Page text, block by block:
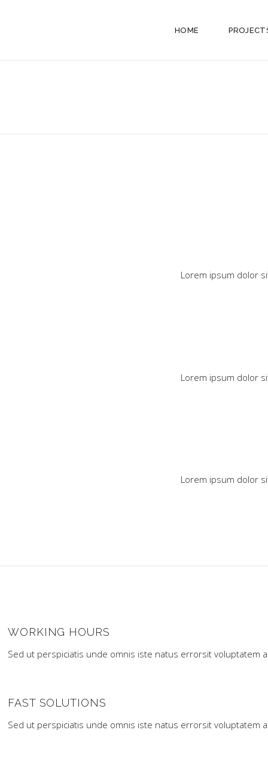
HOME
Lorem ipsum dolor
Lorem ipsum dolor
Lorem ipsum dolor
WORKING HOURS
Sed ut perspiciatis unde omnis iste natus errorsit voluptatem
FAST SOLUTIONS
Sed ut perspiciatis unde omnis iste natus errorsit voluptatem